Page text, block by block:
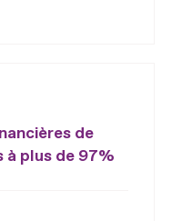
de
à plus de 97%